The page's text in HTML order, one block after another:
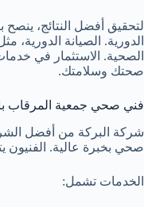
لتحقيق أفضل النتائج،
الدورية. الصيانة الدورية،
الصحية. الاستثمار في
صحتك وسلامتك.
فني صحي جمعية المرقاب
شركة البركة من أفضل
صحي بخبرة عالية. الفنيون
الخدمات تشمل: